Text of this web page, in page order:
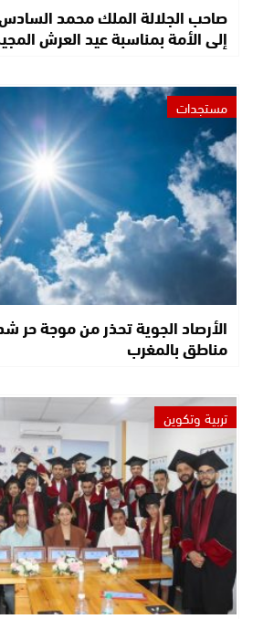
صاحب الجلالة الملك محمد
إلى الأمة بمناسبة عيد العرش
مستجدات
الأرصاد الجوية تحذر من موجة حر
مناطق بالمغرب
تربية وتكوين